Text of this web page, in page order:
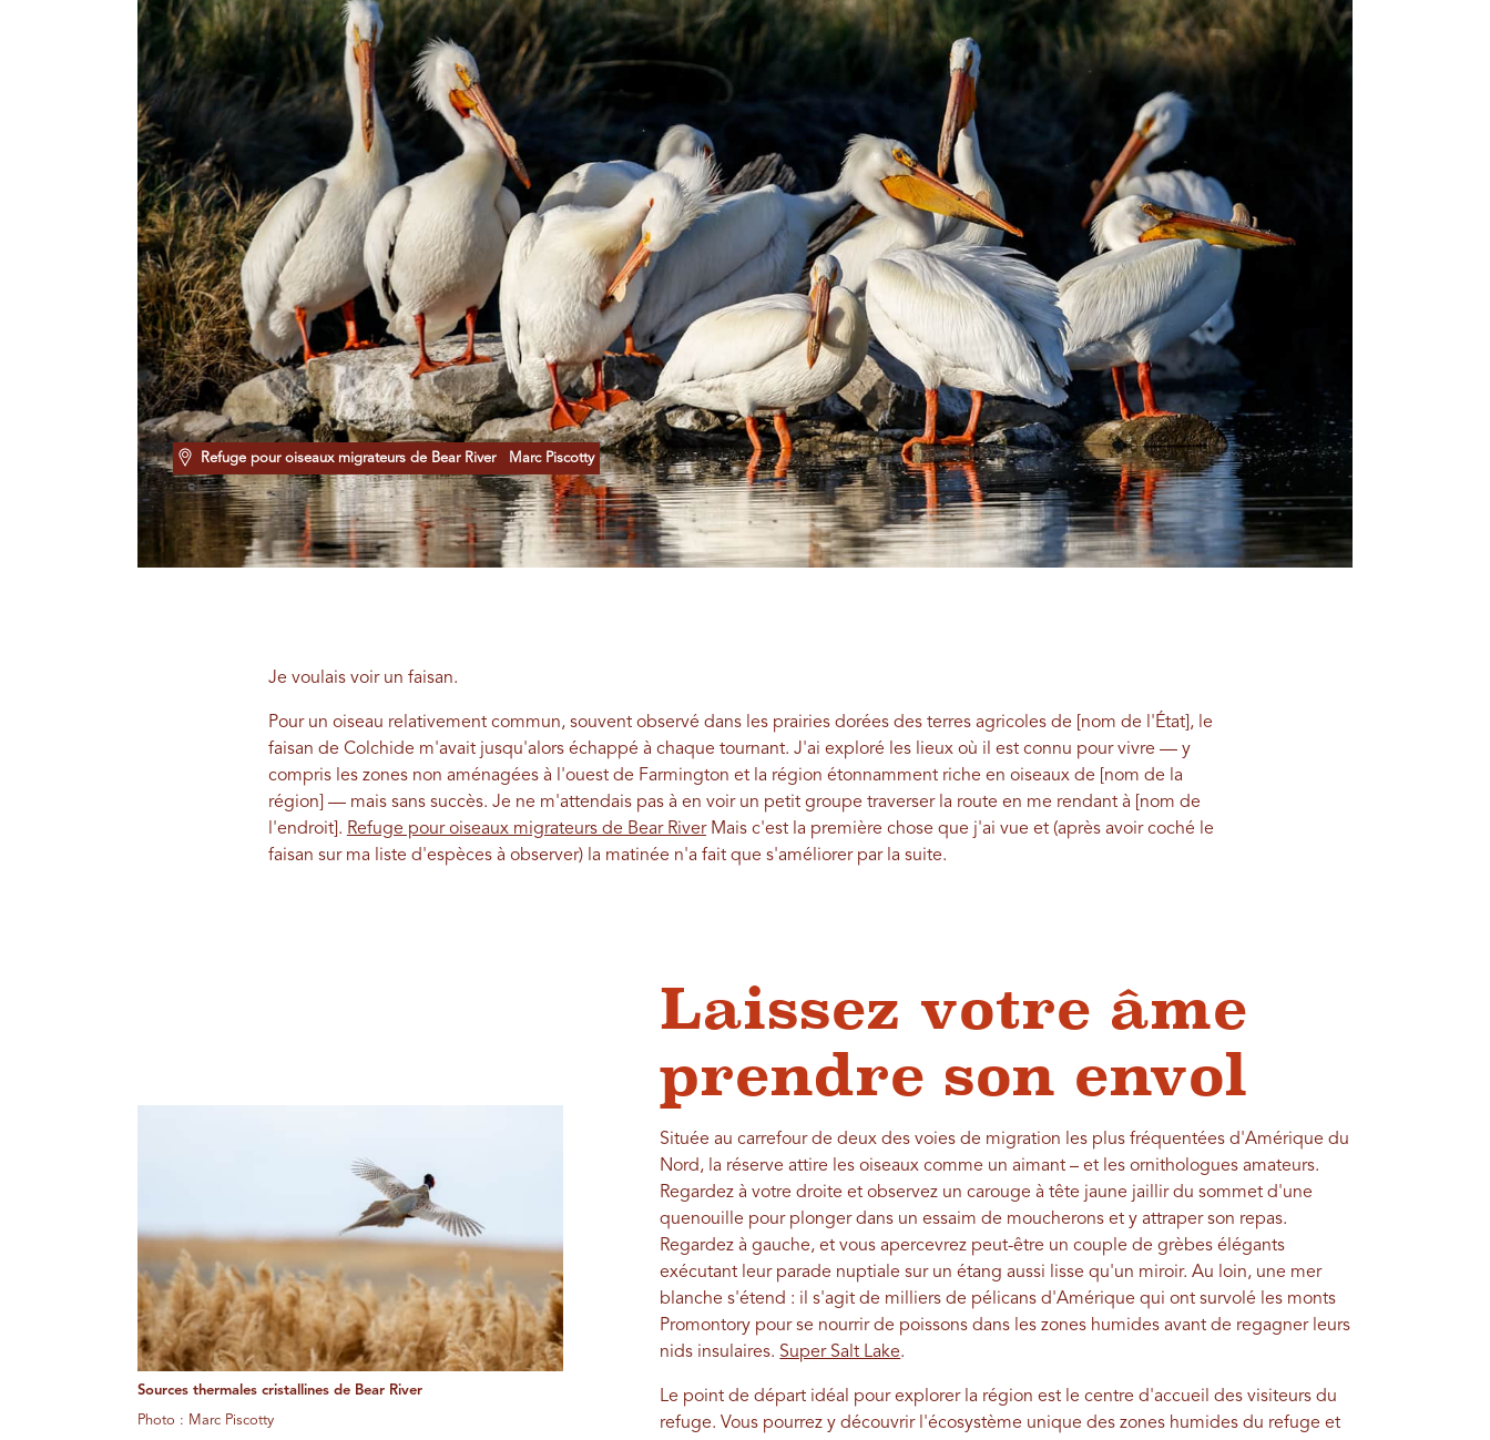
Refuge pour oiseaux migrateurs de Bear River Marc Piscotty
Je voulais voir un faisan.
Pour un oiseau relativement commun, souvent observé dans les prairies dorées des terres agricoles de [nom de l'État], le
faisan de Colchide m'avait jusqu'alors échappé à chaque tournant. J'ai exploré les lieux où il est connu pour vivre — y
compris les zones non aménagées à l'ouest de Farmington et la région étonnamment riche en oiseaux de [nom de la
région] — mais sans succès. Je ne m'attendais pas à en voir un petit groupe traverser la route en me rendant à [nom de
l'endroit]. Refuge pour oiseaux migrateurs de Bear RiverMais c'est la première chose que j'ai vue et (après avoir coché le
faisan sur ma liste d'espèces à observer) la matinée n'a fait que s'améliorer par la suite.
Sources thermales cristallines de Bear River
Photo : Marc Piscotty
Laissez votre âme
prendre son envol
Située au carrefour de deux des voies de migration les plus fréquentées d'Amérique du
Nord, la réserve attire les oiseaux comme un aimant – et les ornithologues amateurs.
Regardez à votre droite et observez un carouge à tête jaune jaillir du sommet d'une
quenouille pour plonger dans un essaim de moucherons et y attraper son repas.
Regardez à gauche, et vous apercevrez peut-être un couple de grèbes élégants
exécutant leur parade nuptiale sur un étang aussi lisse qu'un miroir. Au loin, une mer
blanche s'étend : il s'agit de milliers de pélicans d'Amérique qui ont survolé les monts
Promontory pour se nourrir de poissons dans les zones humides avant de regagner leurs
nids insulaires. Super Salt Lake.
Le point de départ idéal pour explorer la région est le centre d'accueil des visiteurs du
refuge. Vous pourrez y découvrir l'écosystème unique des zones humides du refuge et